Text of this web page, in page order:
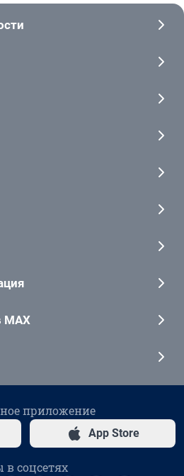
MAX
приложение
App Store
соцсетях